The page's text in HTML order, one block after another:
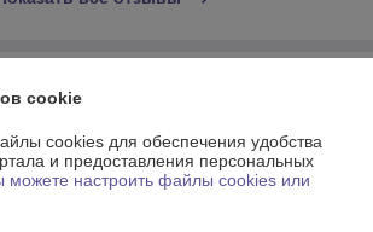
cookie
cookies для обеспечения удобства
и предоставления персональных
можете настроить файлы cookies или